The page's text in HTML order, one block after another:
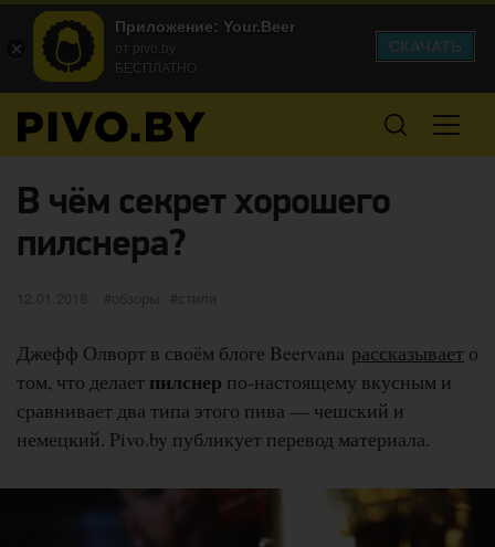
В чём секрет хорошего
пилснера?
Опубликовано
12.01.2018 категории
обзоры Меткистили
Джефф Олворт в своём блоге Beervana рассказывает о
том, что делает пилснер по-настоящему вкусным и
сравнивает два типа этого пива — чешский и
немецкий. Pivo.by публикует перевод материала.
Приложение: Your.Beer
от pivo.by
БЕСПЛАТНО
СКАЧАТЬ